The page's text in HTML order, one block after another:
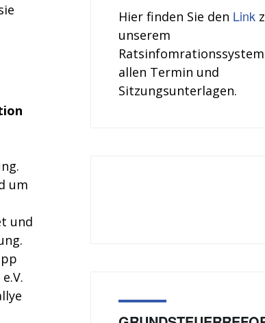
um
und
Hier finden Sie den Link
unserem
allen Termin und
Sitzungsunterlagen.